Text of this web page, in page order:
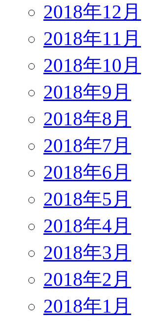
2018年12月
2018年11月
2018年10月
2018年9月
2018年8月
2018年7月
2018年6月
2018年5月
2018年4月
2018年3月
2018年2月
2018年1月